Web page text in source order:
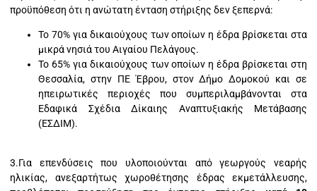
προϋπόθεση ότι η ανώτατη ένταση στήριξης δεν ξεπερνά:
Το 70% για δικαιούχους των οποίων η έδρα βρίσκεται στα
μικρά νησιά του Αιγαίου Πελάγους.
Το 65% για δικαιούχους των οποίων η έδρα βρίσκεται στη
Θεσσαλία, στην ΠΕ Έβρου, στον Δήμο Δομοκού και σε
ηπειρωτικές περιοχές που συμπεριλαμβάνονται στα
Εδαφικά Σχέδια Δίκαιης Αναπτυξιακής Μετάβασης
(ΕΣΔΙΜ).
3.Για επενδύσεις που υλοποιούνται από γεωργούς νεαρής
ηλικίας, ανεξαρτήτως χωροθέτησης έδρας εκμετάλλευσης,